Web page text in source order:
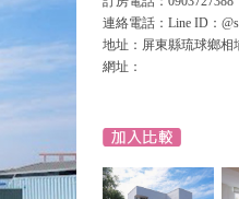
連絡電話：Line ID：
地址：屏東縣琉球鄉相
網址：